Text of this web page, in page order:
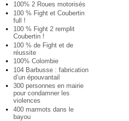
100% 2 Roues motorisés
100 % Fight et Coubertin
full !
100 % Fight 2 remplit
Coubertin !
100 % de Fight et de
réussite
100% Colombie
104 Barbusse : fabrication
d’un épouvantail
300 personnes en mairie
pour condamner les
violences
400 marmots dans le
bayou